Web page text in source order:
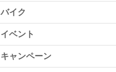
バイク
イベント
キャンペーン